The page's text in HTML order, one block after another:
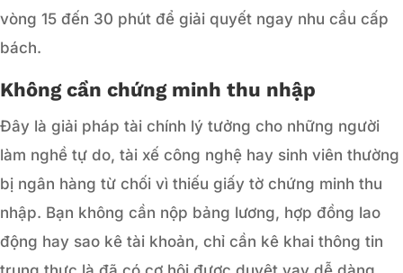
vòng 15 đến 30 phút để giải quyết ngay nhu cầu cấp
bách.
Không cần chứng minh thu nhập
Đây là giải pháp tài chính lý tưởng cho những người
làm nghề tự do, tài xế công nghệ hay sinh viên thường
bị ngân hàng từ chối vì thiếu giấy tờ chứng minh thu
nhập. Bạn không cần nộp bảng lương, hợp đồng lao
động hay sao kê tài khoản, chỉ cần kê khai thông tin